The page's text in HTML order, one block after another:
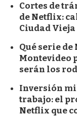
Cortes de
de Netflix:
Ciudad Vieja
Qué serie
Montevideo
serán los
Inversión
trabajo: el
Netflix que